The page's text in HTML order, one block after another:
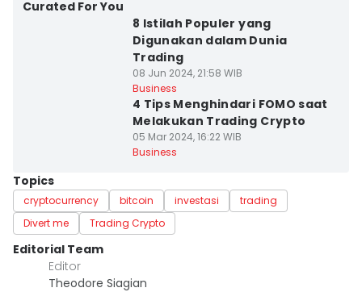
Curated For You
8 Istilah Populer yang
Digunakan dalam Dunia
Trading
08 Jun 2024, 21:58 WIB
Business
4 Tips Menghindari FOMO saat
Melakukan Trading Crypto
05 Mar 2024, 16:22 WIB
Business
Topics
cryptocurrency bitcoin investasi
trading
Divert me
Trading Crypto
Editorial Team
Editor
Theodore Siagian